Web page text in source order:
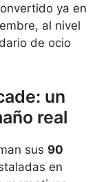
ya en
al nivel
de ocio
un
real
sus 90
en